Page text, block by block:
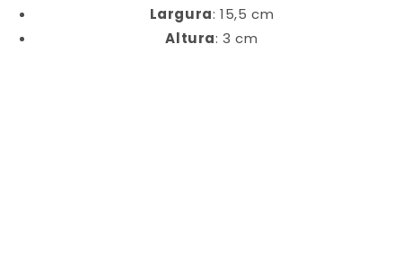
Largura: 15,5 cm
Altura: 3 cm